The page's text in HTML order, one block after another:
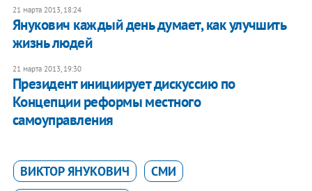
21 марта 2013, 18:24
Янукович каждый день думает, как улучшить
жизнь людей
21 марта 2013, 19:30
Президент инициирует дискуссию по
Концепции реформы местного
самоуправления
ВИКТОР ЯНУКОВИЧ
СМИ